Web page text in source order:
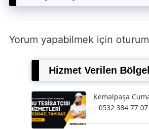
Yorum yapabilmek için oturum
Hizmet Verilen
Kemalpaşa
– 0532 384 77 07